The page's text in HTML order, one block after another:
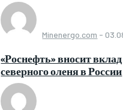
Minenergo.com -
«Роснефть» вносит
северного оленя в России